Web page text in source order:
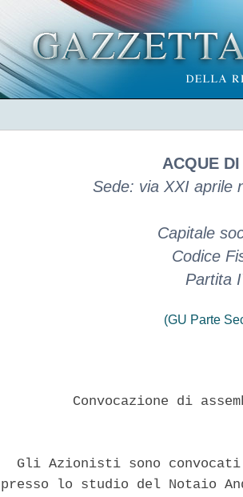
ACQUE
Sede: via XXI aprile
Capitale
Codice
Partita
(GU Parte
Convocazione di
Gli Azionisti sono
presso lo studio del Notaio